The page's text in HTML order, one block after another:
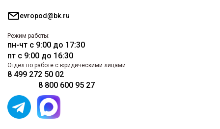
evropod@bk.ru
Режим работы:
пн-чт с 9:00 до 17:30
пт с 9:00 до 16:30
Отдел по работе с юридическими лицами
8 499 272 50 02
8 800 600 95 27